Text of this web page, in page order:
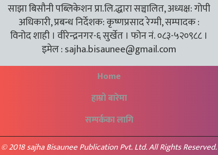
साझा बिसौनी पब्लिकेशन प्रा.लि.द्धारा सञ्चालित, अध्यक्ष: गोपी
अधिकारी, प्रबन्ध निर्देशक: कृष्णप्रसाद रेग्मी, सम्पादक :
विनोद शाही । वीरेन्द्रनगर-६ सुर्खेत । फोन नं. ०८३-५२०९८८ ।
इमेल :sajha.bisaunee@gmail.com
Home
हाम्रो बारेमा
सम्पर्कका लागि
© 2018 sajha Bisaunee Publication Pvt. Ltd. All Rights Reserved.